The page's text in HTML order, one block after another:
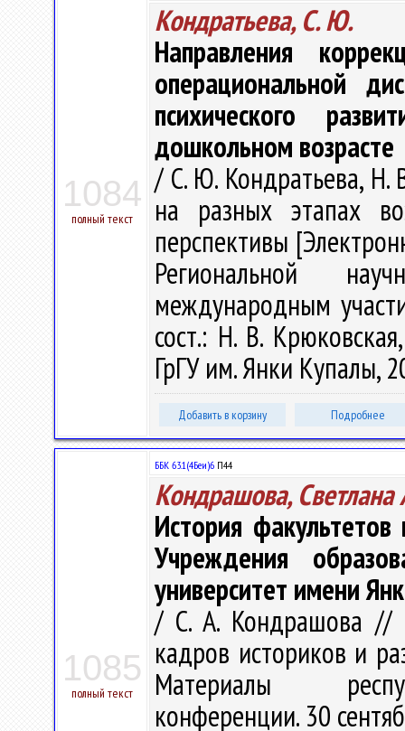
1084
полный текст
Кондратьева, С. Ю.
Направления
операциональной
психического
дошкольном возрасте
/ С. Ю. Кондратьева, Н.
на разных этапах
перспективы
Региональной
международным
сост.: Н. В.
ГрГУ им. Янки Купалы,
Добавить в корзину Подробнее
1085
полный текст
ББК 63.1(4Беи)6 П44
Кондрашова, Светлана
История
Учреждения
университет имени
/ С. А. Кондрашова //
кадров историков и
Материалы
конференции. 30